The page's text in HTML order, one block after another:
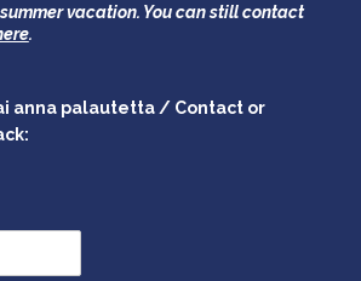
summer vacation. You can still contact
.
anna palautetta / Contact or